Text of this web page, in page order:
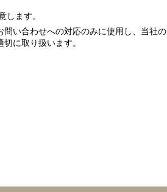
します。
問い合わせへの対応のみに使用し、当社の
に取り扱います。